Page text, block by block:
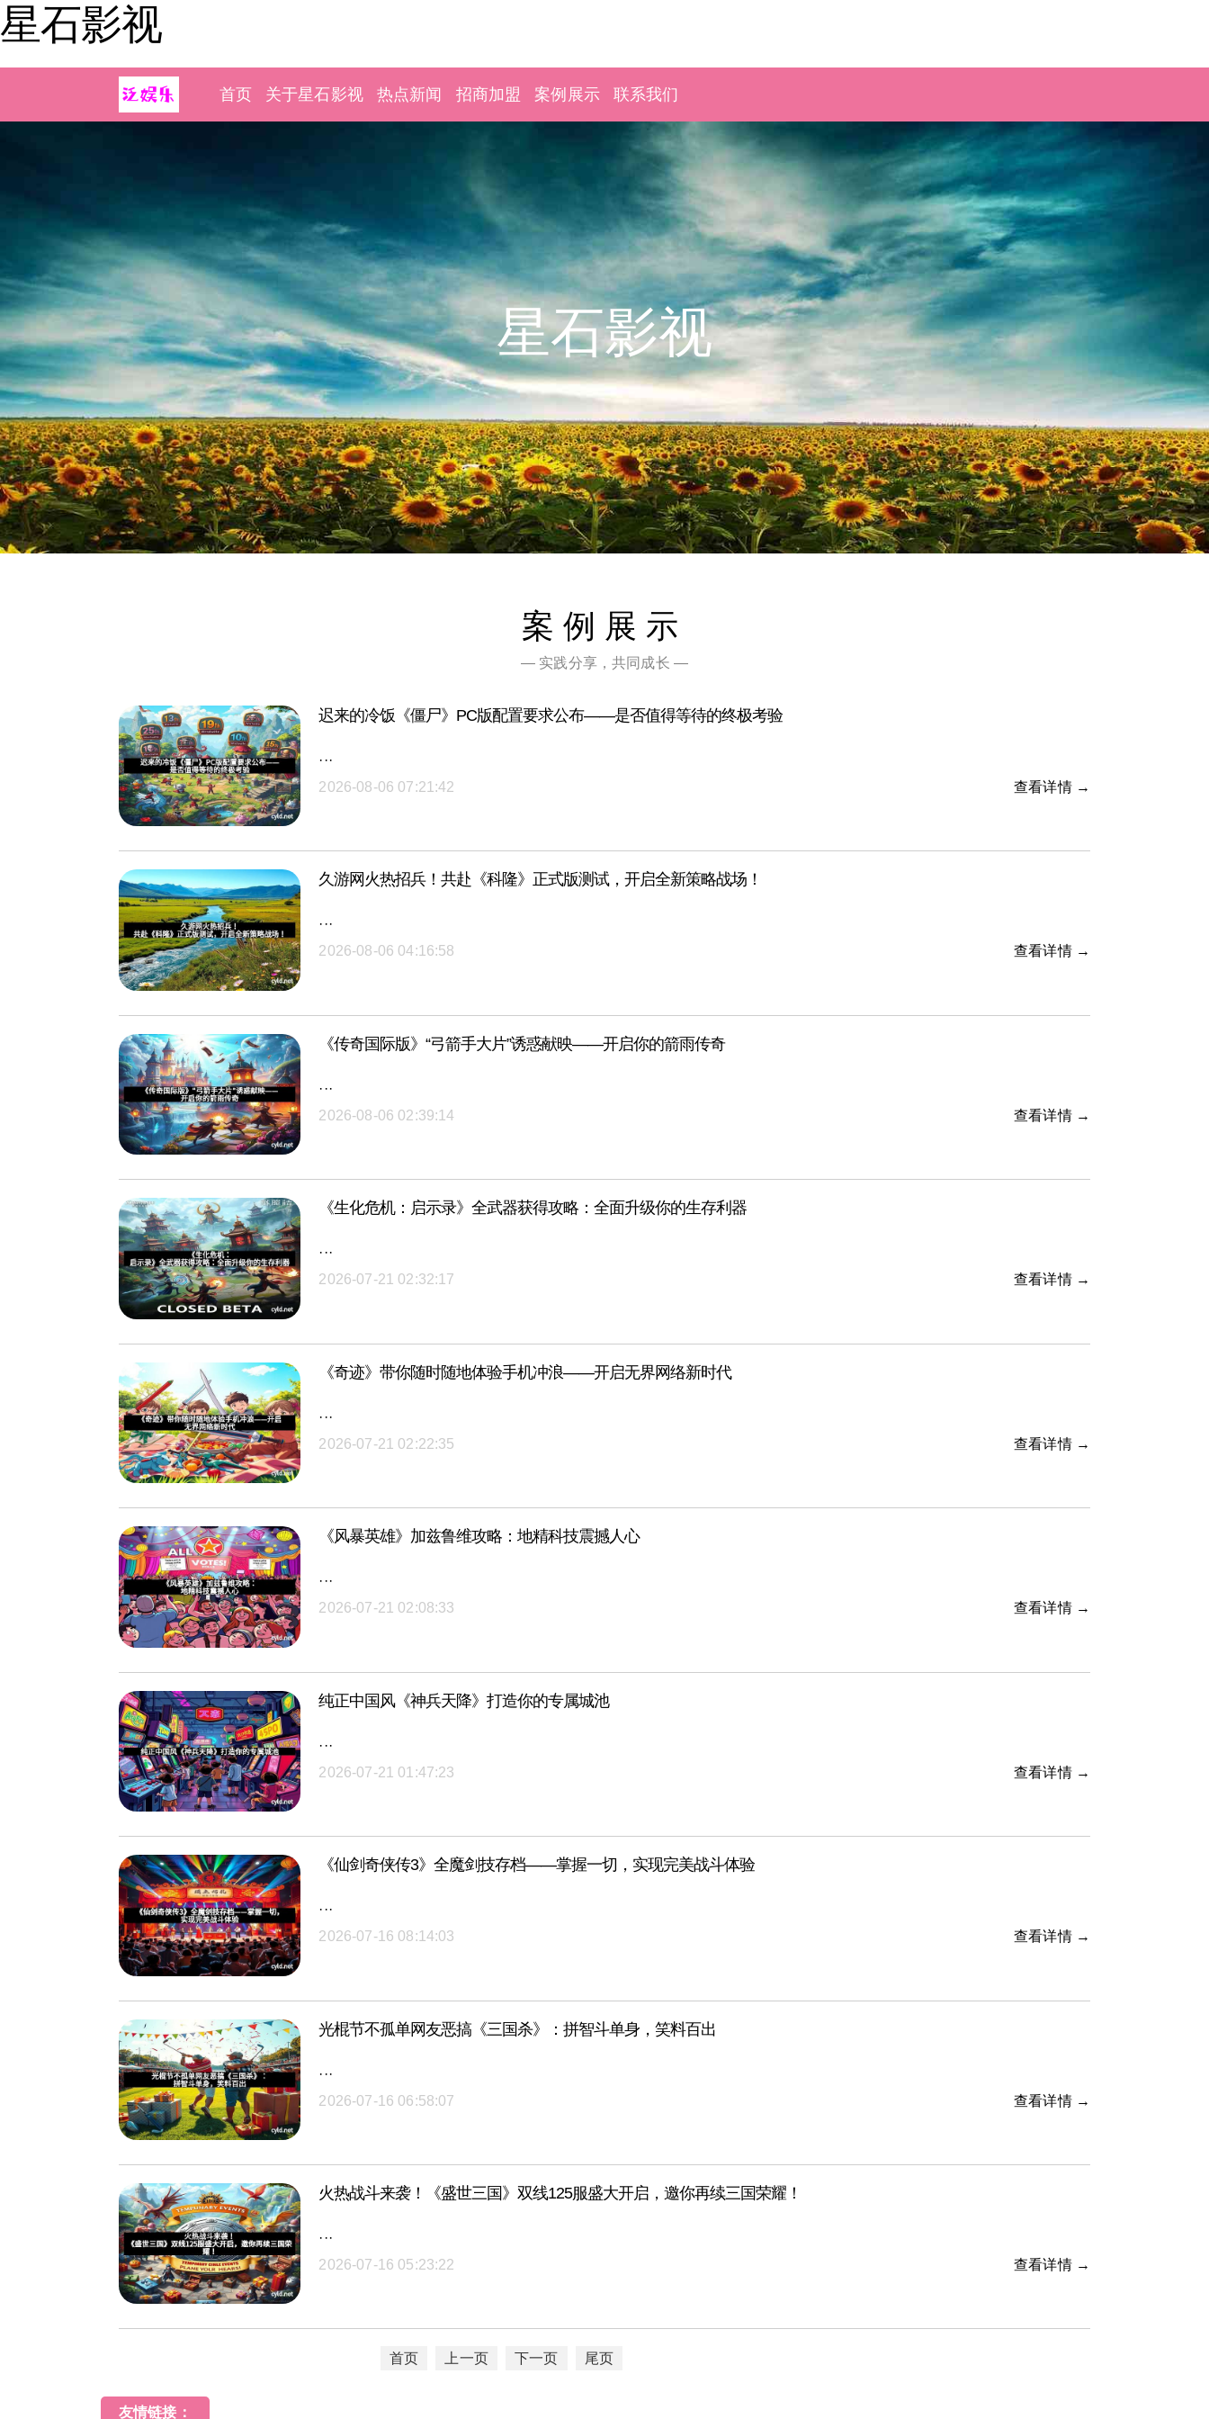
星石影视
首页 关于星石影视 热点新闻 招商加盟 案例展示 联系我们
星石影视
案例展示
— 实践分享，共同成长 —
迟来的冷饭《僵尸》PC版配置要求公布——是否值得等待的终极考验
···
2026-08-06 07:21:42
查看详情 →
久游网火热招兵！共赴《科隆》正式版测试，开启全新策略战场！
···
2026-08-06 04:16:58
查看详情 →
《传奇国际版》“弓箭手大片”诱惑献映——开启你的箭雨传奇
···
2026-08-06 02:39:14
查看详情 →
《生化危机：启示录》全武器获得攻略：全面升级你的生存利器
···
2026-07-21 02:32:17
查看详情 →
《奇迹》带你随时随地体验手机冲浪——开启无界网络新时代
···
2026-07-21 02:22:35
查看详情 →
《风暴英雄》加兹鲁维攻略：地精科技震撼人心
···
2026-07-21 02:08:33
查看详情 →
纯正中国风《神兵天降》打造你的专属城池
···
2026-07-21 01:47:23
查看详情 →
《仙剑奇侠传3》全魔剑技存档——掌握一切，实现完美战斗体验
···
2026-07-16 08:14:03
查看详情 →
光棍节不孤单网友恶搞《三国杀》：拼智斗单身，笑料百出
···
2026-07-16 06:58:07
查看详情 →
火热战斗来袭！《盛世三国》双线125服盛大开启，邀你再续三国荣耀！
···
2026-07-16 05:23:22
查看详情 →
首页 上一页 下一页 尾页
友情链接：